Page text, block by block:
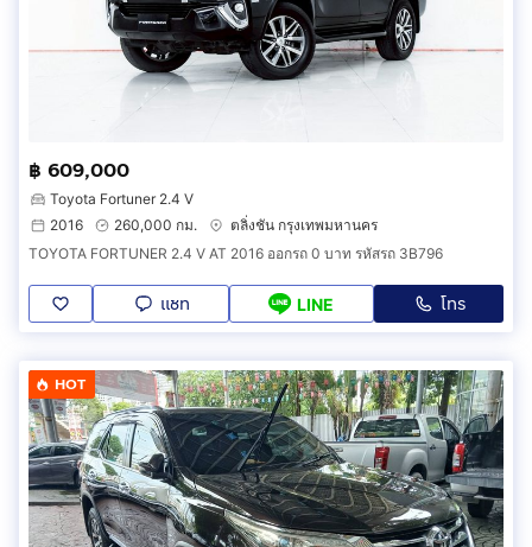
฿ 609,000
Toyota Fortuner 2.4 V
2016
260,000 กม.
ตลิ่งชัน กรุงเทพมหานคร
TOYOTA FORTUNER 2.4 V AT 2016 ออกรถ 0 บาท รหัสรถ 3B796
แชท LINE โทร
HOT